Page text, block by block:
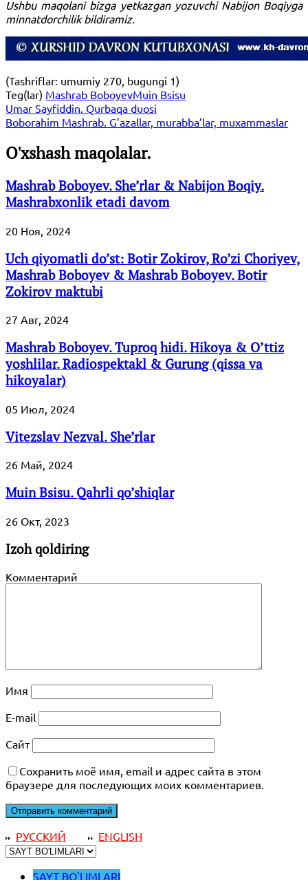
Ushbu maqolani bizga yetkazgan yozuvchi Nabijon Boqiyga
minnatdorchilik bildiramiz.
(Tashriflar: umumiy 270, bugungi 1)
Teg(lar) Mashrab BoboyevMuin Bsisu
Umar Sayfiddin. Qurbaqa duosi
Boborahim Mashrab. G’azallar, murabba’lar, muxammaslar
O'xshash maqolalar.
Mashrab Boboyev. She’rlar & Nabijon Boqiy.
Mashrabxonlik etadi davom
20 Ноя, 2024
Uch qiyomatli do’st: Botir Zokirov, Ro’zi Choriyev,
Mashrab Boboyev & Mashrab Boboyev. Botir
Zokirov maktubi
27 Авг, 2024
Mashrab Boboyev. Tuproq hidi. Hikoya & O’ttiz
yoshlilar. Radiospektakl & Gurung (qissa va
hikoyalar)
05 Июл, 2024
Vitezslav Nezval. She’rlar
26 Май, 2024
Muin Bsisu. Qahrli qo’shiqlar
26 Окт, 2023
Izoh qoldiring
Комментарий
Имя
E-mail
Сайт
Сохранить моё имя, email и адрес сайта в этом
браузере для последующих моих комментариев.
РУССКИЙ ENGLISH
SAYT BO'LIMLARI